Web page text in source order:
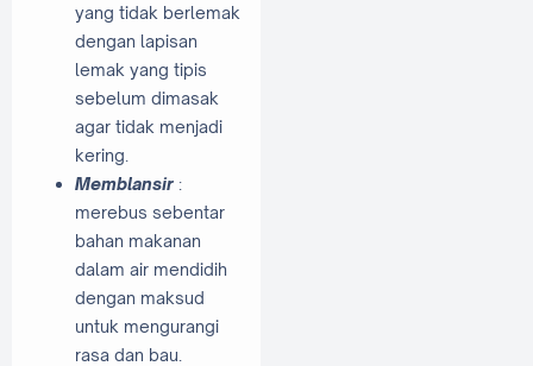
yang tidak berlemak
dengan lapisan
lemak yang tipis
sebelum dimasak
agar tidak menjadi
kering.
Memblansir :
merebus sebentar
bahan makanan
dalam air mendidih
dengan maksud
untuk mengurangi
rasa dan bau.